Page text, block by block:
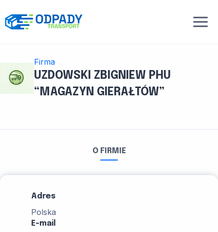
do
treści
Firma
UZDOWSKI ZBIGNIEW PHU
“MAGAZYN GIERAŁTÓW”
O FIRMIE
Adres
Polska
E-mail